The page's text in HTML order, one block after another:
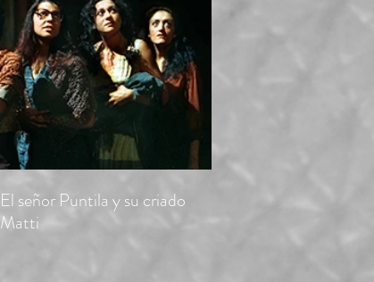
El señor Puntila y su criado
Matti